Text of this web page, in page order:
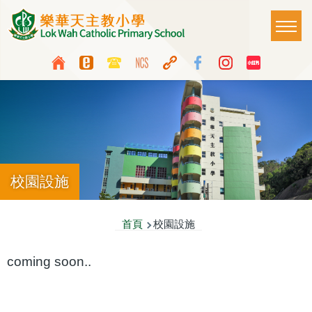
移至主內容
Top
Media
Button
Language
switcher
Main
校園設施
連
首頁 校園設施
coming soon..